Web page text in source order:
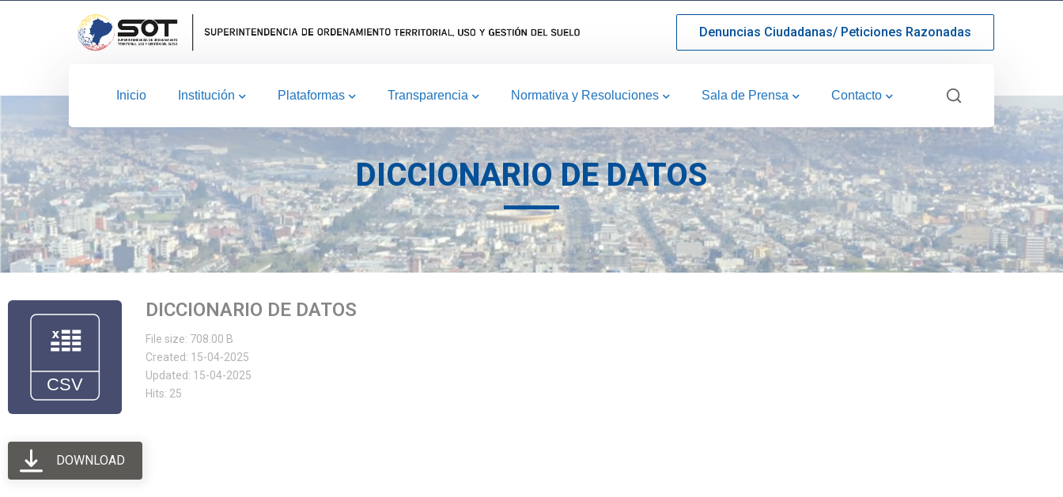
Denuncias Ciudadanas/ Peticiones Razonadas
Inicio Institución Plataformas Transparencia Normativa y Resoluciones Sala de Prensa Contacto
DICCIONARIO DE DATOS
DICCIONARIO DE DATOS
File size: 708.00 B
Created: 15-04-2025
Updated: 15-04-2025
Hits: 25
DOWNLOAD